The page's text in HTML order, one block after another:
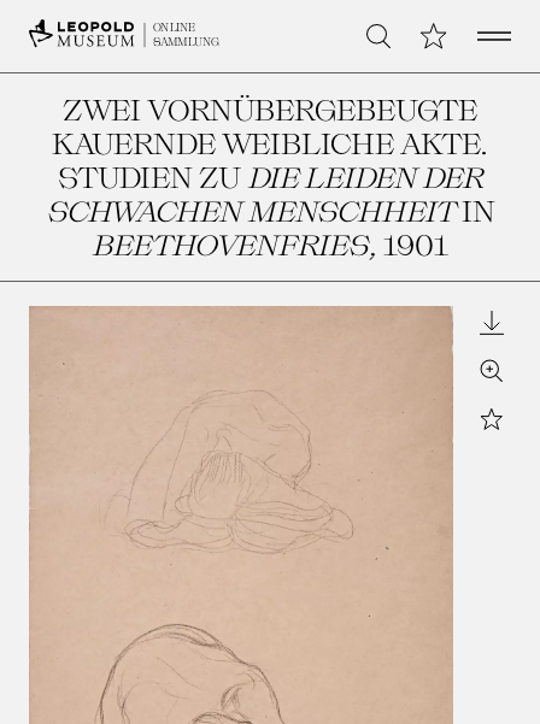
ONLINE
SAMMLUNG
Suche Meine Open
ZWEI VORNÜBERGEBEUGTE
KAUERNDE WEIBLICHE AKTE.
STUDIEN ZU DIE LEIDEN DER
SCHWACHEN MENSCHHEITIN
BEETHOVENFRIES, 1901
Zoom
Star